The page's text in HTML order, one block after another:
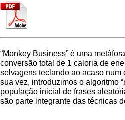
“Monkey Business” é uma
conversão total de 1 caloria de
selvagens teclando ao acaso num
sua vez, introduzimos o algoritmo
população inicial de frases
são parte integrante das técnicas